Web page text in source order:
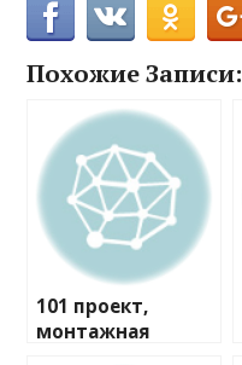
Похожие Записи:
101 проект,
монтажная